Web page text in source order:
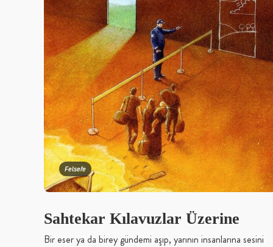
Felsefe
Sahtekar Kılavuzlar Üzerine
Bir eser ya da birey gündemi aşıp, yarının insanlarına sesini